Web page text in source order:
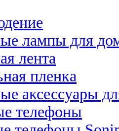
лампы для
лента
пленка
аксессуары
телефоны